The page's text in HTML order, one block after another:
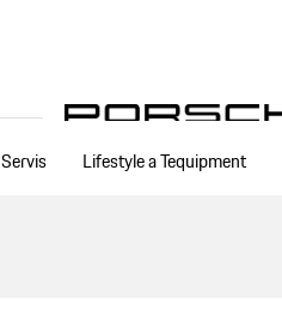
Lifestyle a Tequipment